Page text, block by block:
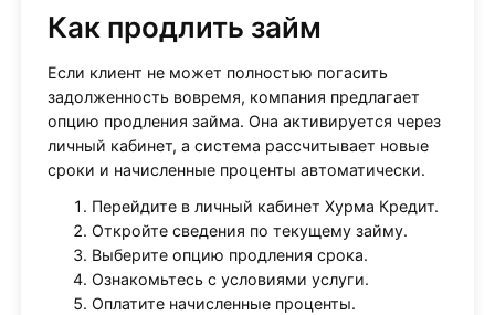
Как продлить займ
Если клиент не может полностью погасить
задолженность вовремя, компания предлагает
опцию продления займа. Она активируется через
личный кабинет, а система рассчитывает новые
сроки и начисленные проценты автоматически.
Перейдите в личный кабинет Хурма Кредит.
Откройте сведения по текущему займу.
Выберите опцию продления срока.
Ознакомьтесь с условиями услуги.
Оплатите начисленные проценты.